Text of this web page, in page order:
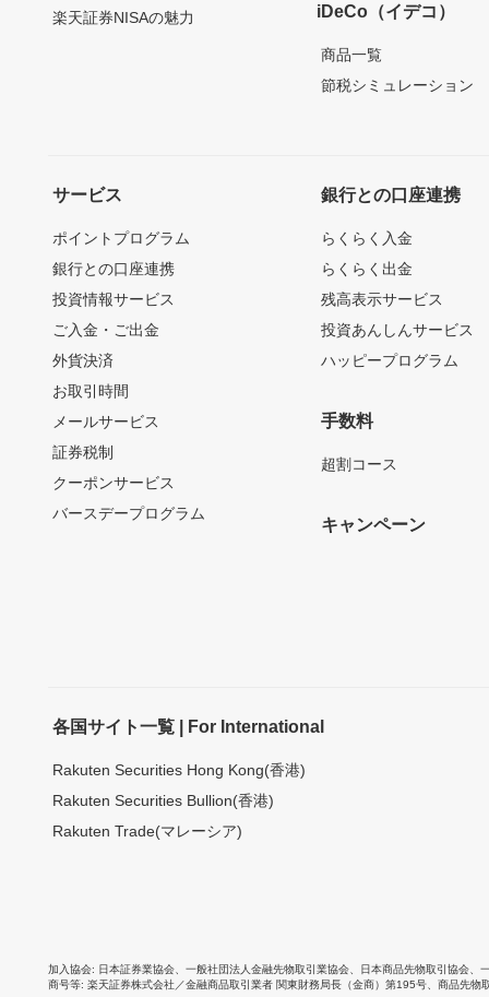
楽天証券NISAの魅力
iDeCo（イデコ）
商品一覧
節税シミュレーション
サービス
ポイントプログラム
銀行との口座連携
投資情報サービス
ご入金・ご出金
外貨決済
お取引時間
メールサービス
証券税制
クーポンサービス
バースデープログラム
銀行との口座連携
らくらく入金
らくらく出金
残高表示サービス
投資あんしんサービス
ハッピープログラム
手数料
超割コース
キャンペーン
各国サイト一覧 | For International
Rakuten Securities Hong Kong(香港)
Rakuten Securities Bullion(香港)
Rakuten Trade(マレーシア)
加入協会 日本証券業協会 一般社団法人金融先物取引業協会 日本商品先物取引協会
商号等 楽天証券株式会社／金融商品取引業者 関東財務局長（金商）第195号、商品先物